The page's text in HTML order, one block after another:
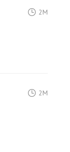
2M
2M